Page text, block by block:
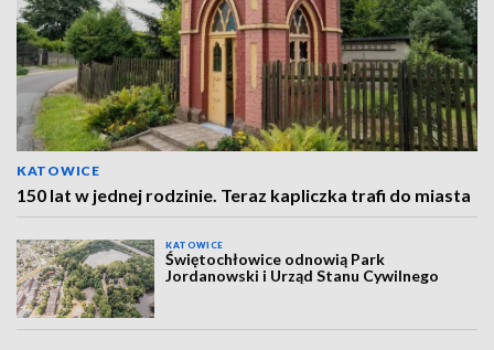
KATOWICE
150 lat w jednej rodzinie. Teraz kapliczka trafi do miasta
KATOWICE
Świętochłowice odnowią Park
Jordanowski i Urząd Stanu Cywilnego